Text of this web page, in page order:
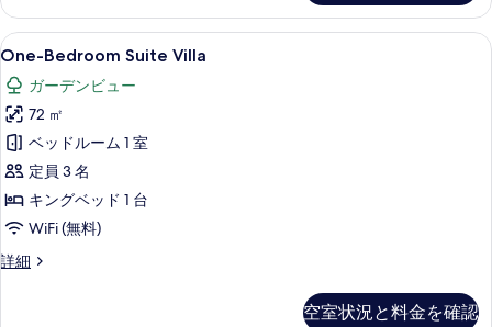
真
を
表
示
す
る
Seaview
の
詳
One-
Bedroom
Suite
Villa
の
す
べ
て
の
One-Bedroom Suite Villa | 高級寝具
5
One-Bedroom Suite Villa
ガーデンビュー
72 ㎡
ベッドルーム 1 室
定員 3 名
キングベッド 1 台
WiFi (無料)
詳細
One-
空室状況と料金を確認